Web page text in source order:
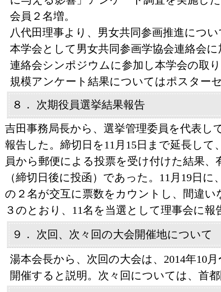
会員２名増。
八代田理事より、男女共同参画推進につ
本学会として男女共同参画学協会連絡会
連絡会シンポジウムに参加し本学会の取
規模アンケート結果についてはポスター
８． 次期役員選挙結果報告
吉田事務局長から、選挙管理委員を代表し
報告した。締切日を11月15日まで延長して
員から郵便による投票を受け付けた結果、
（締切日後に投函）であった。11月19日
の２名が交互に票数をカウントし、間違
３のとおり、11名を当選として理事会に報
９． 次回、次々回の大会開催地について
湯本会長から、次回の大会は、2014年10
開催すると説明。次々回については、首